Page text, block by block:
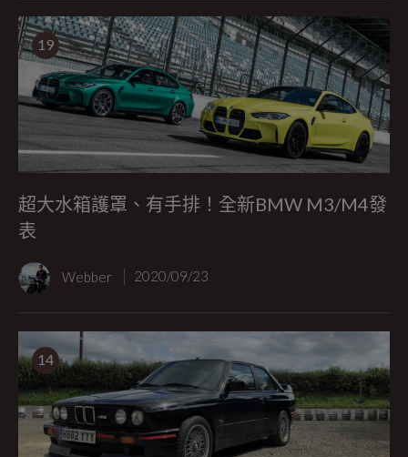
19
超大水箱護罩、有手排！全新BMW M3/M4發
表
Webber 2020/09/23
14